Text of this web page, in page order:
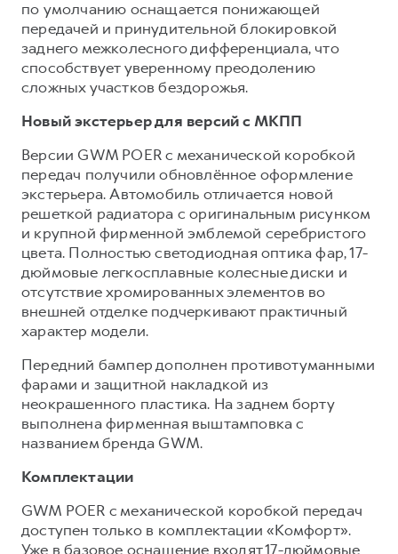
по умолчанию оснащается понижающей
передачей и принудительной блокировкой
заднего межколесного дифференциала, что
способствует уверенному преодолению
сложных участков бездорожья.
Новый экстерьер для версий с МКПП
Версии GWM POER с механической коробкой
передач получили обновлённое оформление
экстерьера. Автомобиль отличается новой
решеткой радиатора с оригинальным рисунком
и крупной фирменной эмблемой серебристого
цвета. Полностью светодиодная оптика фар, 17-
дюймовые легкосплавные колесные диски и
отсутствие хромированных элементов во
внешней отделке подчеркивают практичный
характер модели.
Передний бампер дополнен противотуманными
фарами и защитной накладкой из
неокрашенного пластика. На заднем борту
выполнена фирменная выштамповка с
названием бренда GWM.
Комплектации
GWM POER с механической коробкой передач
доступен только в комплектации «Комфорт».
Уже в базовое оснащение входят 17-дюймовые